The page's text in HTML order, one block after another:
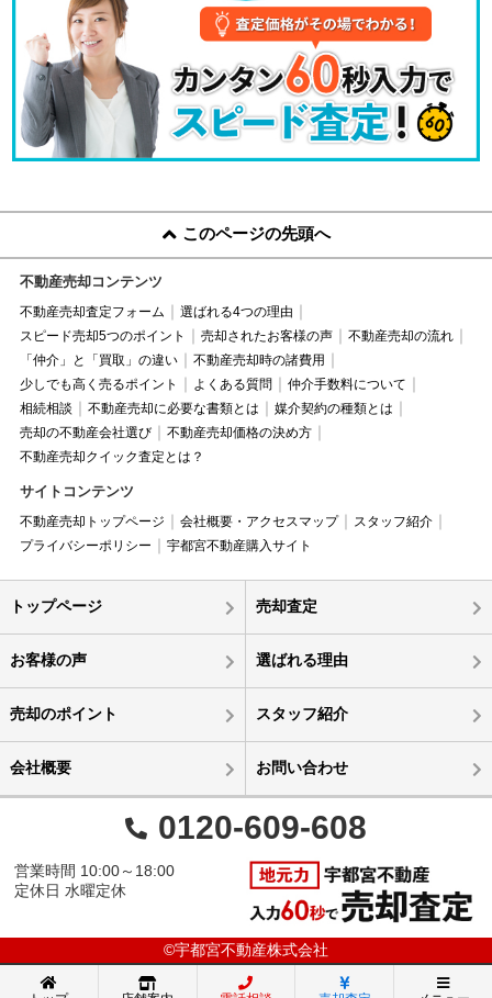
このページの先頭へ
不動産売却コンテンツ
不動産売却査定フォーム
選ばれる4つの理由
スピード売却5つのポイント
売却されたお客様の声
不動産売却の流れ
「仲介」と「買取」の違い
不動産売却時の諸費用
少しでも高く売るポイント
よくある質問
仲介手数料について
相続相談
不動産売却に必要な書類とは
媒介契約の種類とは
売却の不動産会社選び
不動産売却価格の決め方
不動産売却クイック査定とは？
サイトコンテンツ
不動産売却トップページ 会社概要・アクセスマップ
スタッフ紹介
プライバシーポリシー
宇都宮不動産購入サイト
トップページ 売却査定
お客様の声 選ばれる理由
売却のポイント スタッフ紹介
会社概要 お問い合わせ
0120-609-608
営業時間 10:00～18:00
定休日 水曜定休
©宇都宮不動産株式会社